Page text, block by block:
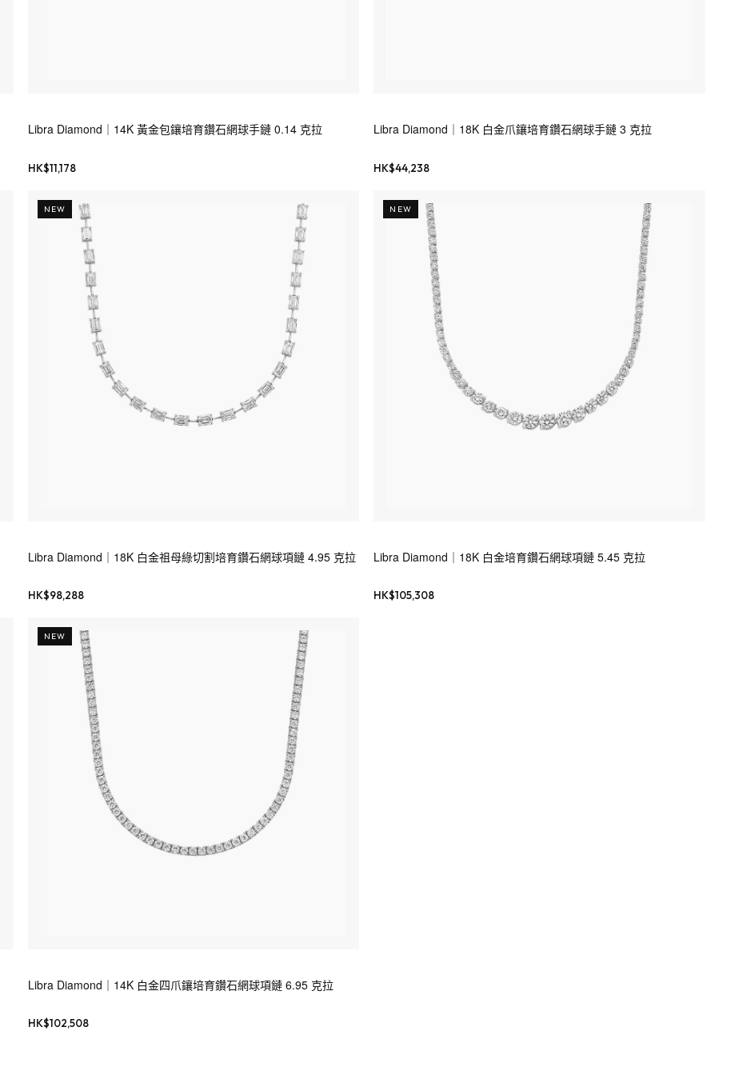
Libra Diamond｜14K 黃金包鑲培育鑽石網球手鏈 0.14 克拉
HK$11,178
Libra Diamond｜18K 白金爪鑲培育鑽石網球手鏈 3 克拉
HK$44,238
NEW
Libra Diamond｜18K 白金祖母綠切割培育鑽石網球項鏈 4.95 克拉
HK$98,288
NEW
Libra Diamond｜18K 白金培育鑽石網球項鏈 5.45 克拉
HK$105,308
NEW
Libra Diamond｜14K 白金四爪鑲培育鑽石網球項鏈 6.95 克拉
HK$102,508